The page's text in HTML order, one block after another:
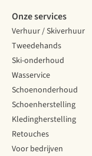
Onze services
Verhuur / Skiverhuur
Tweedehands
Ski-onderhoud
Wasservice
Schoenonderhoud
Schoenherstelling
Kledingherstelling
Retouches
Voor bedrijven